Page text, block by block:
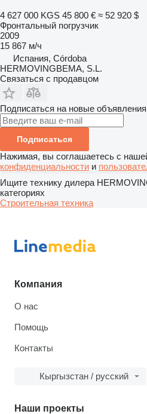
4 627 000 KGS 45 800 € ≈ 52 920 $
Фронтальный погрузчик
2009
15 867 м/ч
Испания, Córdoba
HERMOVINGBEMA, S.L.
Связаться с продавцом
Подписаться на новые
Подписаться
Нажимая, вы соглашаетесь с
конфиденциальности и
Ищите технику дилера
категориях
Строительная техника
Компания
О нас
Помощь
Контакты
Кыргызстан / русский
Наши проекты